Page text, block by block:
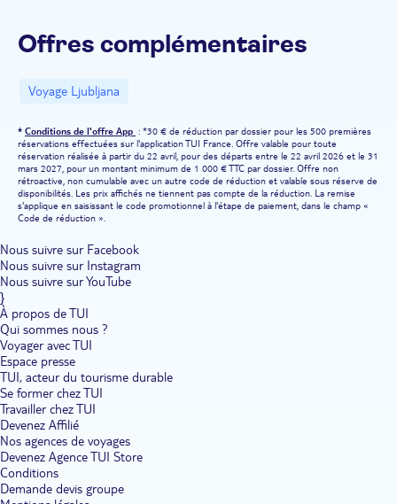
Offres complémentaires
Voyage Ljubljana
* Conditions de l'offre App : *30 € de réduction par dossier pour les 500 premières
réservations effectuées sur l'application TUI France. Offre valable pour toute
réservation réalisée à partir du 22 avril, pour des départs entre le 22 avril 2026 et le 31
mars 2027, pour un montant minimum de 1 000 € TTC par dossier. Offre non
rétroactive, non cumulable avec un autre code de réduction et valable sous réserve de
disponibilités. Les prix affichés ne tiennent pas compte de la réduction. La remise
s'applique en saisissant le code promotionnel à l'étape de paiement, dans le champ «
Code de réduction ».
Nous suivre sur Facebook
Nous suivre sur Instagram
Nous suivre sur YouTube
}
À propos de TUI
Qui sommes nous ?
Voyager avec TUI
Espace presse
TUI, acteur du tourisme durable
Se former chez TUI
Travailler chez TUI
Devenez Affilié
Nos agences de voyages
Devenez Agence TUI Store
Conditions
Demande devis groupe